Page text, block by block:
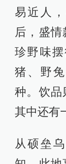
易近人
后，盛
珍野味
猪、野
种。饮品
其中还有
从硕垒